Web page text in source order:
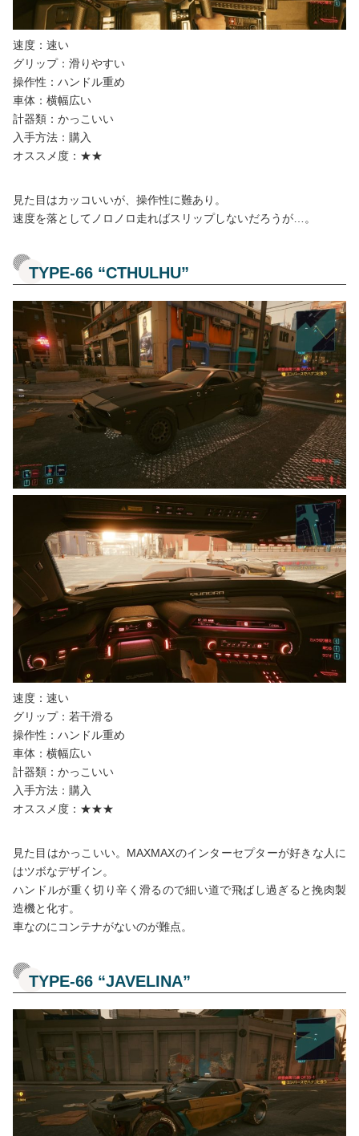
速度：速い
グリップ：滑りやすい
操作性：ハンドル重め
車体：横幅広い
計器類：かっこいい
入手方法：購入
オススメ度：★★
見た目はカッコいいが、操作性に難あり。
速度を落としてノロノロ走ればスリップしないだろうが…。
TYPE-66 “CTHULHU”
速度：速い
グリップ：若干滑る
操作性：ハンドル重め
車体：横幅広い
計器類：かっこいい
入手方法：購入
オススメ度：★★★
見た目はかっこいい。MAXMAXのインターセプターが好きな人に
はツボなデザイン。
ハンドルが重く切り辛く滑るので細い道で飛ばし過ぎると挽肉製
造機と化す。
車なのにコンテナがないのが難点。
TYPE-66 “JAVELINA”